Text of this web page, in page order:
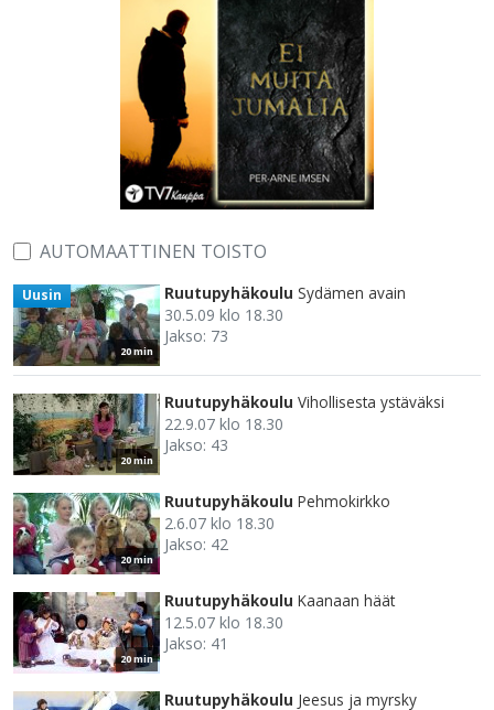
AUTOMAATTINEN TOISTO
20 min
Uusin Ruutupyhäkoulu Sydämen avain
30.5.09 klo 18.30
Jakso: 73
20 min
Ruutupyhäkoulu Vihollisesta ystäväksi
22.9.07 klo 18.30
Jakso: 43
20 min
Ruutupyhäkoulu Pehmokirkko
2.6.07 klo 18.30
Jakso: 42
20 min
Ruutupyhäkoulu Kaanaan häät
12.5.07 klo 18.30
Jakso: 41
Ruutupyhäkoulu Jeesus ja myrsky